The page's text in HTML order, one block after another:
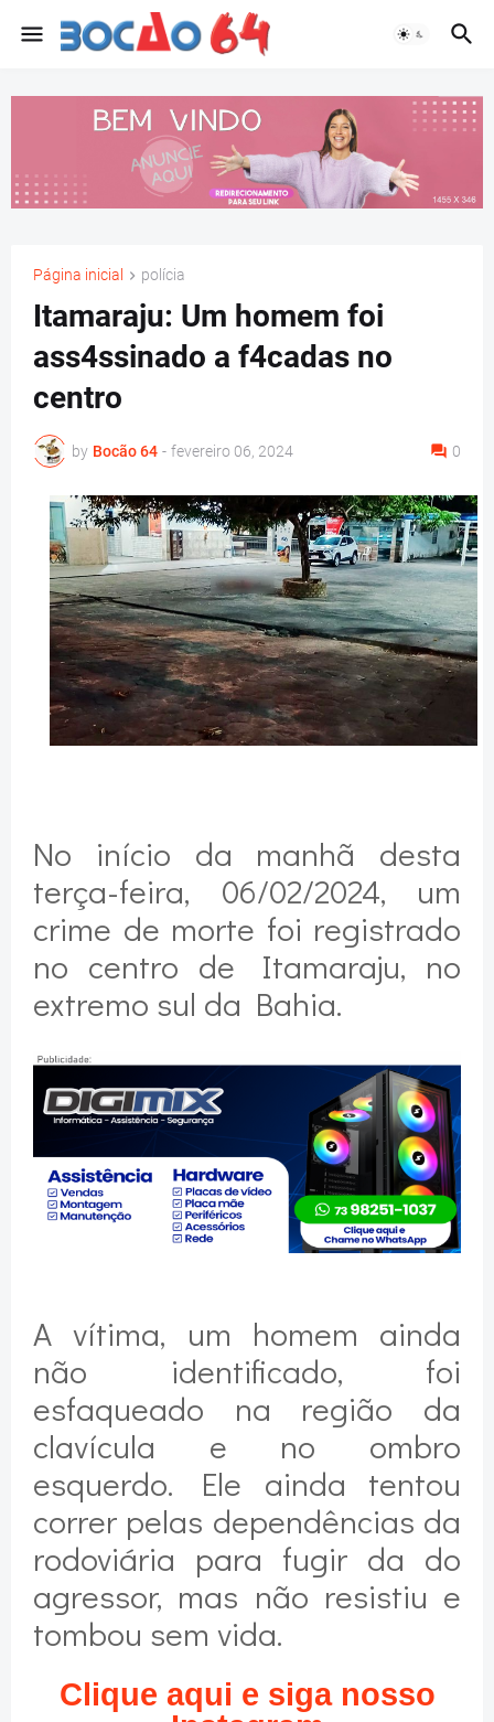
Página inicial polícia
Itamaraju: Um homem foi
ass4ssinado a f4cadas no
centro
by Bocão 64 - fevereiro 06, 2024 0
No início da manhã desta
terça-feira, 06/02/2024, um
crime de morte foi registrado
no centro de Itamaraju, no
extremo sul da Bahia.
A vítima, um homem ainda
não identificado, foi
esfaqueado na região da
clavícula e no ombro
esquerdo. Ele ainda tentou
correr pelas dependências da
rodoviária para fugir da do
agressor, mas não resistiu e
tombou sem vida.
Clique aqui e siga nosso